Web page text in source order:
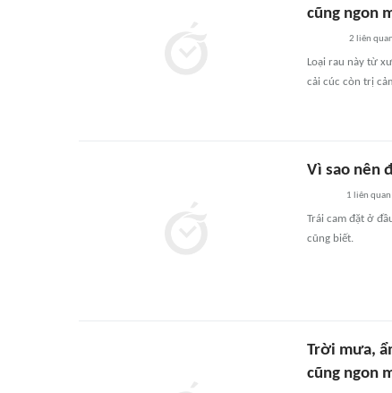
cũng ngon
2 liên quan
Loại rau này từ
cải cúc còn trị
Vì sao nên
1 liên quan
Trái cam đặt ở
cũng biết.
Trời mưa,
cũng ngon